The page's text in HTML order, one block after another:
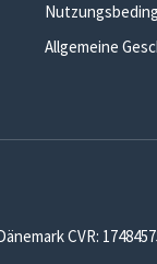
Allgemeine
CVR: